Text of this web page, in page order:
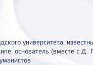
университета,
основатель (вместе с Д.